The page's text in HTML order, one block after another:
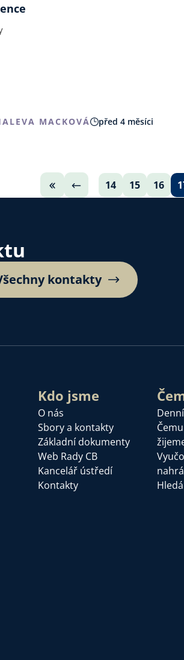
EVA MACKOVÁ před 4 měsíci
14 15 16
kontakty
Kdo jsme
O nás
Sbory a kontakty
Základní dokumenty
Web Rady CB
Kancelář ústředí
Kontakty